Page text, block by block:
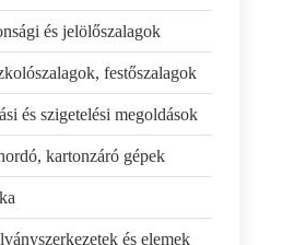
és jelölőszalagok
festőszalagok
és szigetelési megoldások
kartonzáró gépek
és elemek